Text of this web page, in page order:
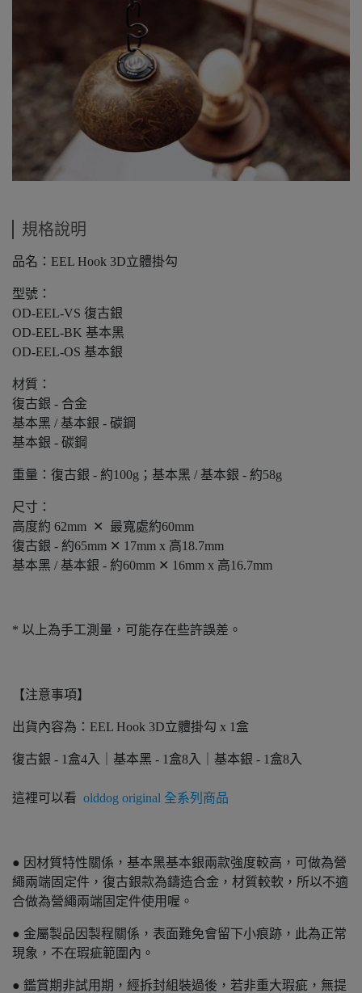
規格說明
品名：EEL Hook 3D立體掛勾
型號：
OD-EEL-VS 復古銀
OD-EEL-BK 基本黑
OD-EEL-OS 基本銀
材質：
復古銀 - 合金
基本黑 / 基本銀 - 碳鋼
基本銀 - 碳鋼
重量：復古銀 - 約100g；基本黑 / 基本銀 - 約58g
尺寸：
高度約 62mm ✕ 最寬處約60mm
復古銀 - 約65mm ✕ 17mm x 高18.7mm
基本黑 / 基本銀 - 約60mm ✕ 16mm x 高16.7mm
* 以上為手工測量，可能存在些許誤差。
【注意事項】
出貨內容為：EEL Hook 3D立體掛勾 x 1盒
復古銀 - 1盒4入｜基本黑 - 1盒8入｜基本銀 - 1盒8入
這裡可以看 olddog original 全系列商品
● 因材質特性關係，基本黑基本銀兩款強度較高，可做為營
繩兩端固定件，復古銀款為鑄造合金，材質較軟，所以不適
合做為營繩兩端固定件使用喔。
● 金屬製品因製程關係，表面難免會留下小痕跡，此為正常
現象，不在瑕疵範圍內。
● 鑑賞期非試用期，經拆封組裝過後，若非重大瑕疵，無提